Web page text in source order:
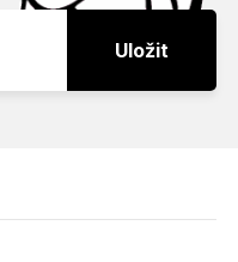
Uložit